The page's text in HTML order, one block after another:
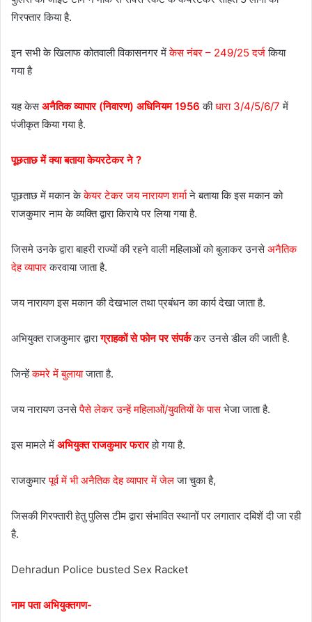
गिरफ्तार किया है.
इन सभी के खिलाफ कोतवाली विकासनगर मेंकेस नंबर – 249/25 दर्जकिया
गया है
यह केसअनैतिक व्यापार (निवारण) अधिनियम 1956 कीधारा 3/4/5/6/7 में
पंजीकृत किया गया है.
पूछताछ में क्या बताया केयरटेकर ने ?
पूछताछ में मकान केकेयर टेकर जय नारायण शर्माने बताया कि इस मकान को
राजकुमार नाम के व्यक्ति द्वारा किराये पर लिया गया है.
जिसमे उनके द्वारा बाहरी राज्यों की रहने वाली महिलाओं को बुलाकर उनसेअनैतिक
देह व्यापारकरवाया जाता है.
जय नारायण इस मकान की देखभाल तथा प्रबंधन का कार्य देखा जाता है.
अभियुक्त राजकुमार द्वाराग्राहकों से फोन पर संपर्ककर उनसे डील की जाती है.
जिन्हेंकमरे में बुलायाजाता है.
जय नारायण उनसेपैसे लेकर उन्हें महिलाओं/युवतियों के पासभेजा जाता है.
इस मामले में अभियुक्त राजकुमार फरार हो गया है.
राजकुमारपूर्व में भी अनैतिक देह व्यापार में जेलजा चुका है,
जिसकी गिरफ्तारी हेतु पुलिस टीम द्वारा संभावित स्थानों पर लगातार दबिशें दी जा रही
है.
Dehradun Police busted Sex Racket
नाम पता अभियुक्तगण-